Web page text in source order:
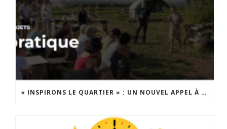
« INSPIRONS LE QUARTIER » : UN NOUVEL APPEL À PROJETS EST LANCÉ !